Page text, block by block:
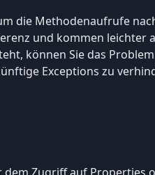
die Methodenaufrufe
und kommen leichter
können Sie das
Exceptions zu